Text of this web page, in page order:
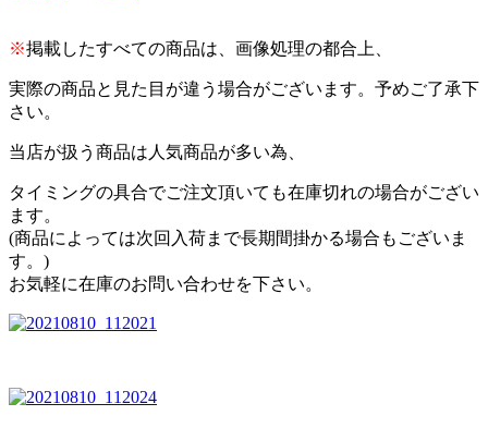
※掲載したすべての商品は、画像処理の都合上、
実際の商品と見た目が違う場合がございます。予めご了承下
さい。
当店が扱う商品は人気商品が多い為、
タイミングの具合でご注文頂いても在庫切れの場合がござい
ます。
(商品によっては次回入荷まで長期間掛かる場合もございま
す。)
お気軽に在庫のお問い合わせを下さい。